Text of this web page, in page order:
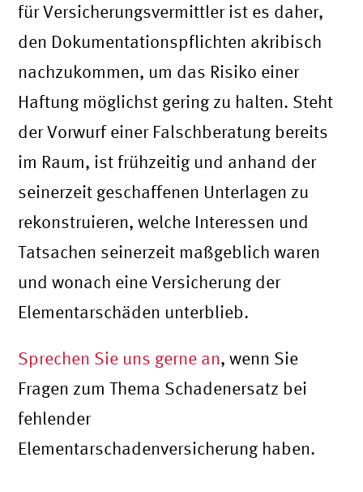
für Versicherungsvermittler ist es daher,
den Dokumentationspflichten akribisch
nachzukommen, um das Risiko einer
Haftung möglichst gering zu halten. Steht
der Vorwurf einer Falschberatung bereits
im Raum, ist frühzeitig und anhand der
seinerzeit geschaffenen Unterlagen zu
rekonstruieren, welche Interessen und
Tatsachen seinerzeit maßgeblich waren
und wonach eine Versicherung der
Elementarschäden unterblieb.
Sprechen Sie uns gerne an, wenn Sie
Fragen zum Thema Schadenersatz bei
fehlender
Elementarschadenversicherung haben.